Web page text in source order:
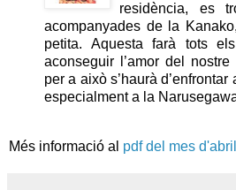
residència, es
acompanyades de la
petita. Aquesta farà tots
aconseguir l’amor del
per a això s’haurà
especialment a la
Més informació al pdf del mes d'abril